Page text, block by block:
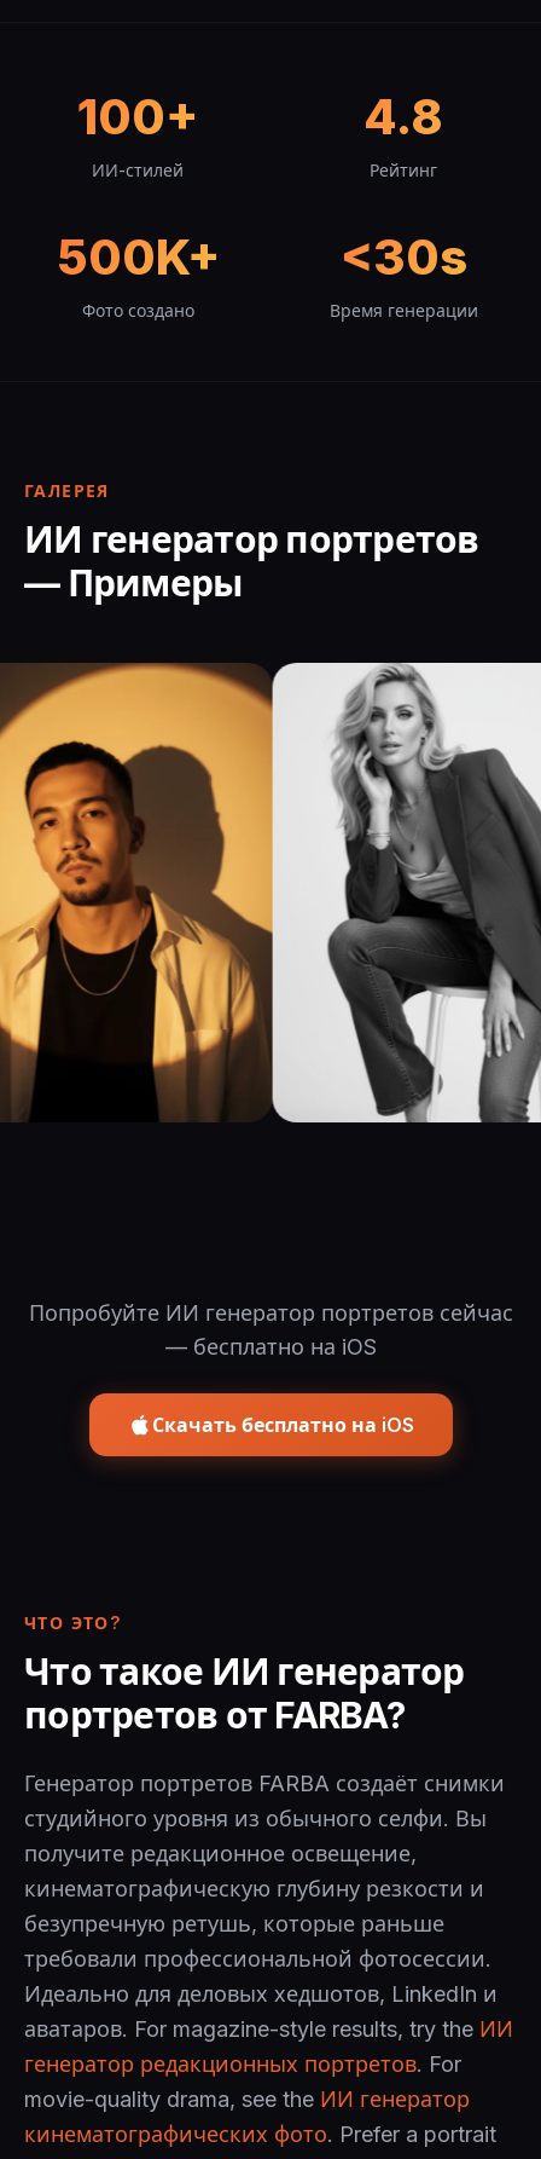
100+
ИИ-стилей
4.8
Рейтинг
500K+
Фото создано
<30s
Время генерации
ГАЛЕРЕЯ
ИИ генератор портретов
— Примеры
Попробуйте ИИ генератор портретов сейчас
— бесплатно на iOS
Скачать бесплатно на iOS
ЧТО ЭТО?
Что такое ИИ генератор
портретов от FARBA?
Генератор портретов FARBA создаёт снимки
студийного уровня из обычного селфи. Вы
получите редакционное освещение,
кинематографическую глубину резкости и
безупречную ретушь, которые раньше
требовали профессиональной фотосессии.
Идеально для деловых хедшотов, LinkedIn и
аватаров. For magazine-style results, try the ИИ
генератор редакционных портретов. For
movie-quality drama, see the ИИ генератор
кинематографических фото. Prefer a portrait